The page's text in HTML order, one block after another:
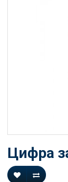
Цифра